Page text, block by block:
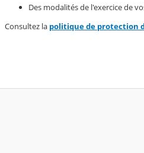
Des modalités de l'exercice de
Consultez la politique de protection